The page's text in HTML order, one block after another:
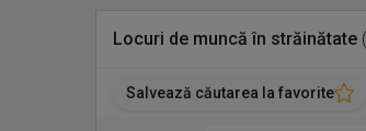
Locuri de muncă în străinătate
Salvează căutarea la favorite